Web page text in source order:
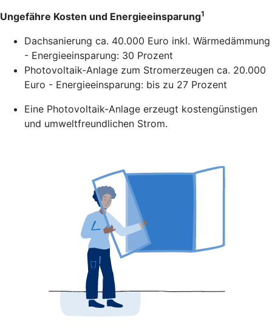
Ungefähre Kosten und Energieeinsparung1
Dachsanierung ca. 40.000 Euro inkl. Wärmedämmung
- Energieeinsparung: 30 Prozent
Photovoltaik-Anlage zum Stromerzeugen ca. 20.000
Euro - Energieeinsparung: bis zu 27 Prozent
Eine Photovoltaik-Anlage erzeugt kostengünstigen
und umweltfreundlichen Strom.